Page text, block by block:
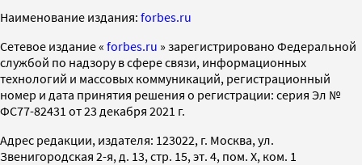
Наименование издания: forbes.ru
Cетевое издание « forbes.ru » зарегистрировано Федеральной
службой по надзору в сфере связи, информационных
технологий и массовых коммуникаций, регистрационный
номер и дата принятия решения о регистрации: серия Эл №
ФС77-82431 от 23 декабря 2021 г.
Адрес редакции, издателя: 123022, г. Москва, ул.
Звенигородская 2-я, д. 13, стр. 15, эт. 4, пом. X, ком. 1